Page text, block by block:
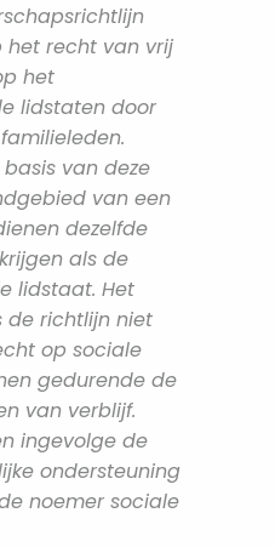
het recht van vrij
het
lidstaten door
van deze
van een
dezelfde
als de
lidstaat. Het
de richtlijn niet
op sociale
gedurende de
van verblijf.
ingevolge de
ondersteuning
noemer sociale